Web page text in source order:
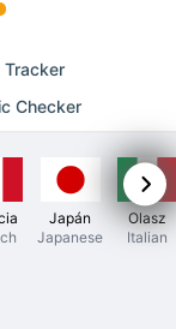
Tracker
Checker
Japán
Japanese
Olasz
Italian